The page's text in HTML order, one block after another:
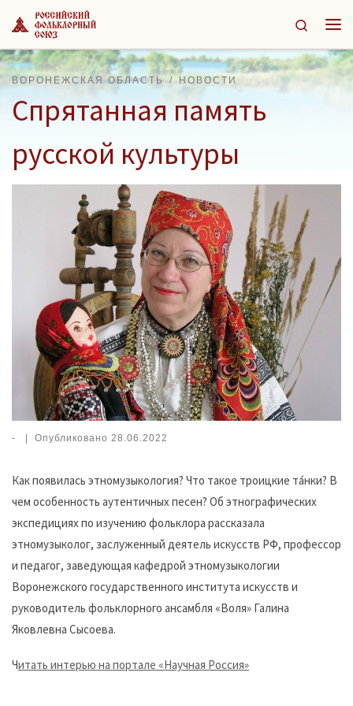
Перейти к содержимому
Search
ВОРОНЕЖСКАЯ ОБЛАСТЬ НОВОСТИ
Спрятанная память
русской культуры
- | Опубликовано 28.06.2022
Как появилась этномузыкология? Что такое троицкие та́нки? В
чем особенность аутентичных песен? Об этнографических
экспедициях по изучению фольклора рассказала
этномузыколог, заслуженный деятель искусств РФ, профессор
и педагог, заведующая кафедрой этномузыкологии
Воронежского государственного института искусств и
руководитель фольклорного ансамбля «Воля» Галина
Яковлевна Сысоева.
Читать интерью на портале «Научная Россия»